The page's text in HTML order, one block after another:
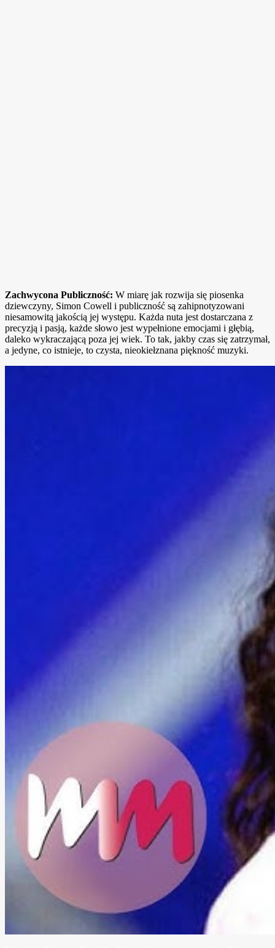
Zachwycona Publiczność: W miarę jak rozwija się piosenka
dziewczyny, Simon Cowell i publiczność są zahipnotyzowani
niesamowitą jakością jej występu. Każda nuta jest dostarczana z
precyzją i pasją, każde słowo jest wypełnione emocjami i głębią,
daleko wykraczającą poza jej wiek. To tak, jakby czas się zatrzymał,
a jedyne, co istnieje, to czysta, nieokiełznana piękność muzyki.